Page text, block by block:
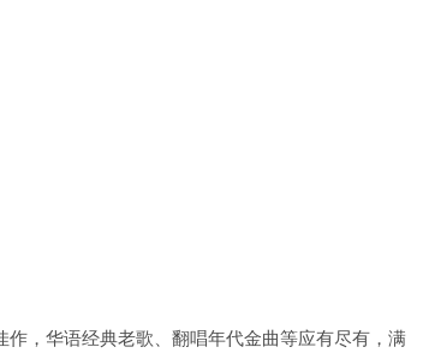
，华语经典老歌、翻唱年代金曲等应有尽有，满